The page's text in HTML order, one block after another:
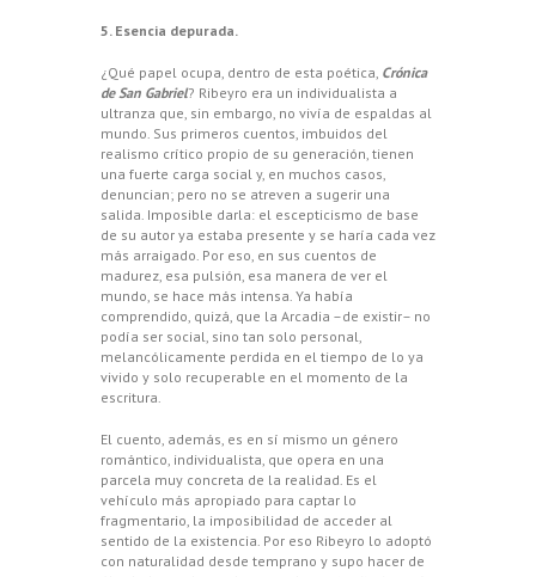
5. Esencia depurada.
¿Qué papel ocupa, dentro de esta poética, Crónica
de San Gabriel? Ribeyro era un individualista a
ultranza que, sin embargo, no vivía de espaldas al
mundo. Sus primeros cuentos, imbuidos del
realismo crítico propio de su generación, tienen
una fuerte carga social y, en muchos casos,
denuncian; pero no se atreven a sugerir una
salida. Imposible darla: el escepticismo de base
de su autor ya estaba presente y se haría cada vez
más arraigado. Por eso, en sus cuentos de
madurez, esa pulsión, esa manera de ver el
mundo, se hace más intensa. Ya había
comprendido, quizá, que la Arcadia –de existir– no
podía ser social, sino tan solo personal,
melancólicamente perdida en el tiempo de lo ya
vivido y solo recuperable en el momento de la
escritura.
El cuento, además, es en sí mismo un género
romántico, individualista, que opera en una
parcela muy concreta de la realidad. Es el
vehículo más apropiado para captar lo
fragmentario, la imposibilidad de acceder al
sentido de la existencia. Por eso Ribeyro lo adoptó
con naturalidad desde temprano y supo hacer de